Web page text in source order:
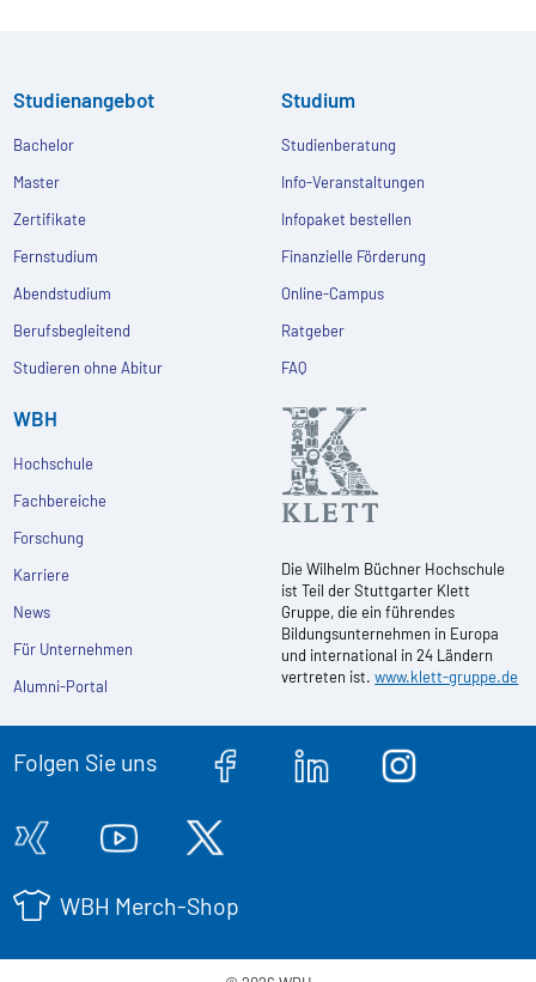
Studienangebot
Bachelor
Master
Zertifikate
Fernstudium
Abendstudium
Berufsbegleitend
Studieren ohne Abitur
Studium
Studienberatung
Info-Veranstaltungen
Infopaket bestellen
Finanzielle Förderung
Online-Campus
Ratgeber
FAQ
WBH
Hochschule
Fachbereiche
Forschung
Karriere
News
Für Unternehmen
Alumni-Portal
Die Wilhelm Büchner Hochschule
ist Teil der Stuttgarter Klett
Gruppe, die ein führendes
Bildungsunternehmen in Europa
und international in 24 Ländern
vertreten ist.www.klett-gruppe.de
Folgen Sie uns
WBH Merch-Shop